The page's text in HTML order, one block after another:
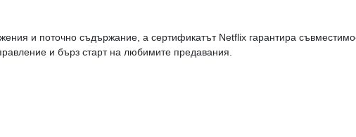
и поточно съдържание, а сертификатът Netflix гарантира
и бърз старт на любимите предавания.